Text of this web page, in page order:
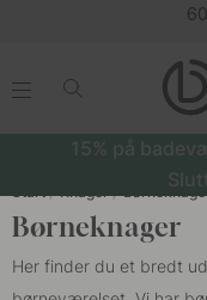
15% på
Start Knager
Børneknager
Her finder du et bredt